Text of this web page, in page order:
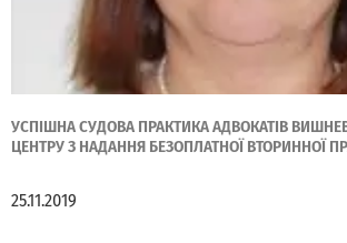
УСПІШНА СУДОВА ПРАКТИКА АДВОКАТІВ
ЦЕНТРУ З НАДАННЯ БЕЗОПЛАТНОЇ ВТОРИННОЇ
25.11.2019